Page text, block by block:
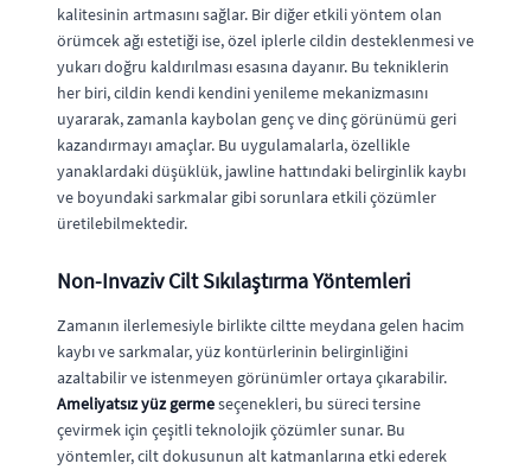
kalitesinin artmasını sağlar. Bir diğer etkili yöntem olan
örümcek ağı estetiği ise, özel iplerle cildin desteklenmesi ve
yukarı doğru kaldırılması esasına dayanır. Bu tekniklerin
her biri, cildin kendi kendini yenileme mekanizmasını
uyararak, zamanla kaybolan genç ve dinç görünümü geri
kazandırmayı amaçlar. Bu uygulamalarla, özellikle
yanaklardaki düşüklük, jawline hattındaki belirginlik kaybı
ve boyundaki sarkmalar gibi sorunlara etkili çözümler
üretilebilmektedir.
Non-Invaziv Cilt Sıkılaştırma Yöntemleri
Zamanın ilerlemesiyle birlikte ciltte meydana gelen hacim
kaybı ve sarkmalar, yüz kontürlerinin belirginliğini
azaltabilir ve istenmeyen görünümler ortaya çıkarabilir.
Ameliyatsız yüz germeseçenekleri, bu süreci tersine
çevirmek için çeşitli teknolojik çözümler sunar. Bu
yöntemler, cilt dokusunun alt katmanlarına etki ederek